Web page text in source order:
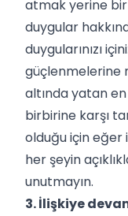
atmak yerine bir
duygular
duygularınızı
güçlenmelerine
altında yatan
birbirine karşı
olduğu için eğer
her şeyin
unutmayın.
3. İlişkiye